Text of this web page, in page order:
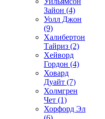
Зайон (4)
Уолл Джон
(9)
Халибертон
Тайриз (2)
Хейворд
Гордон (4)
Ховард
Дуайт (7)
Холмгрен
Чет (1)
Хорфорд Эл